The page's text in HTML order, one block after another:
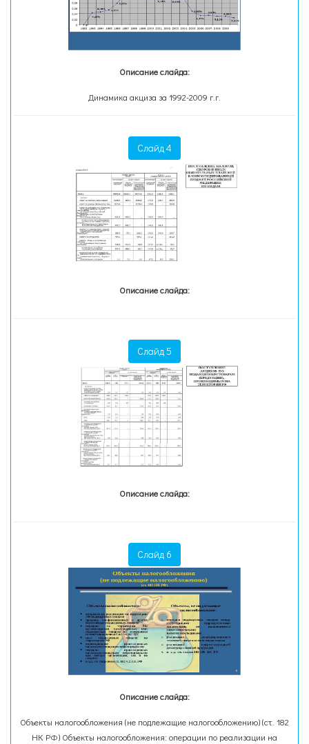
Описание слайда:
Динамика акциза за 1992-2009 г.г.
Слайд 4
Описание слайда:
Слайд 5
Описание слайда:
Слайд 6
Описание слайда:
Объекты налогообложения (не подлежащие налогообложению) (ст. 182
НК РФ) Объекты налогообложения: операции по реализации на